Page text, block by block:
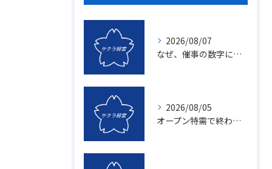
2026/08/07
なぜ、催事の数字に「ムラ」が出るのか？1億を3億にする「3つの計画表」の秘密
2026/08/05
オープン特需で終わる店、成長し続ける店の決定的な違いとは？〜新規名簿開拓の２つの方法〜